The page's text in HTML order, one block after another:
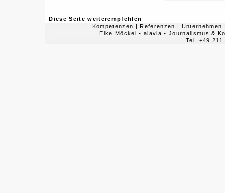
Diese Seite weiterempfehlen
Kompetenzen | Referenzen | Unternehmen
Elke Möckel • alavia • Journalismus &
Tel.